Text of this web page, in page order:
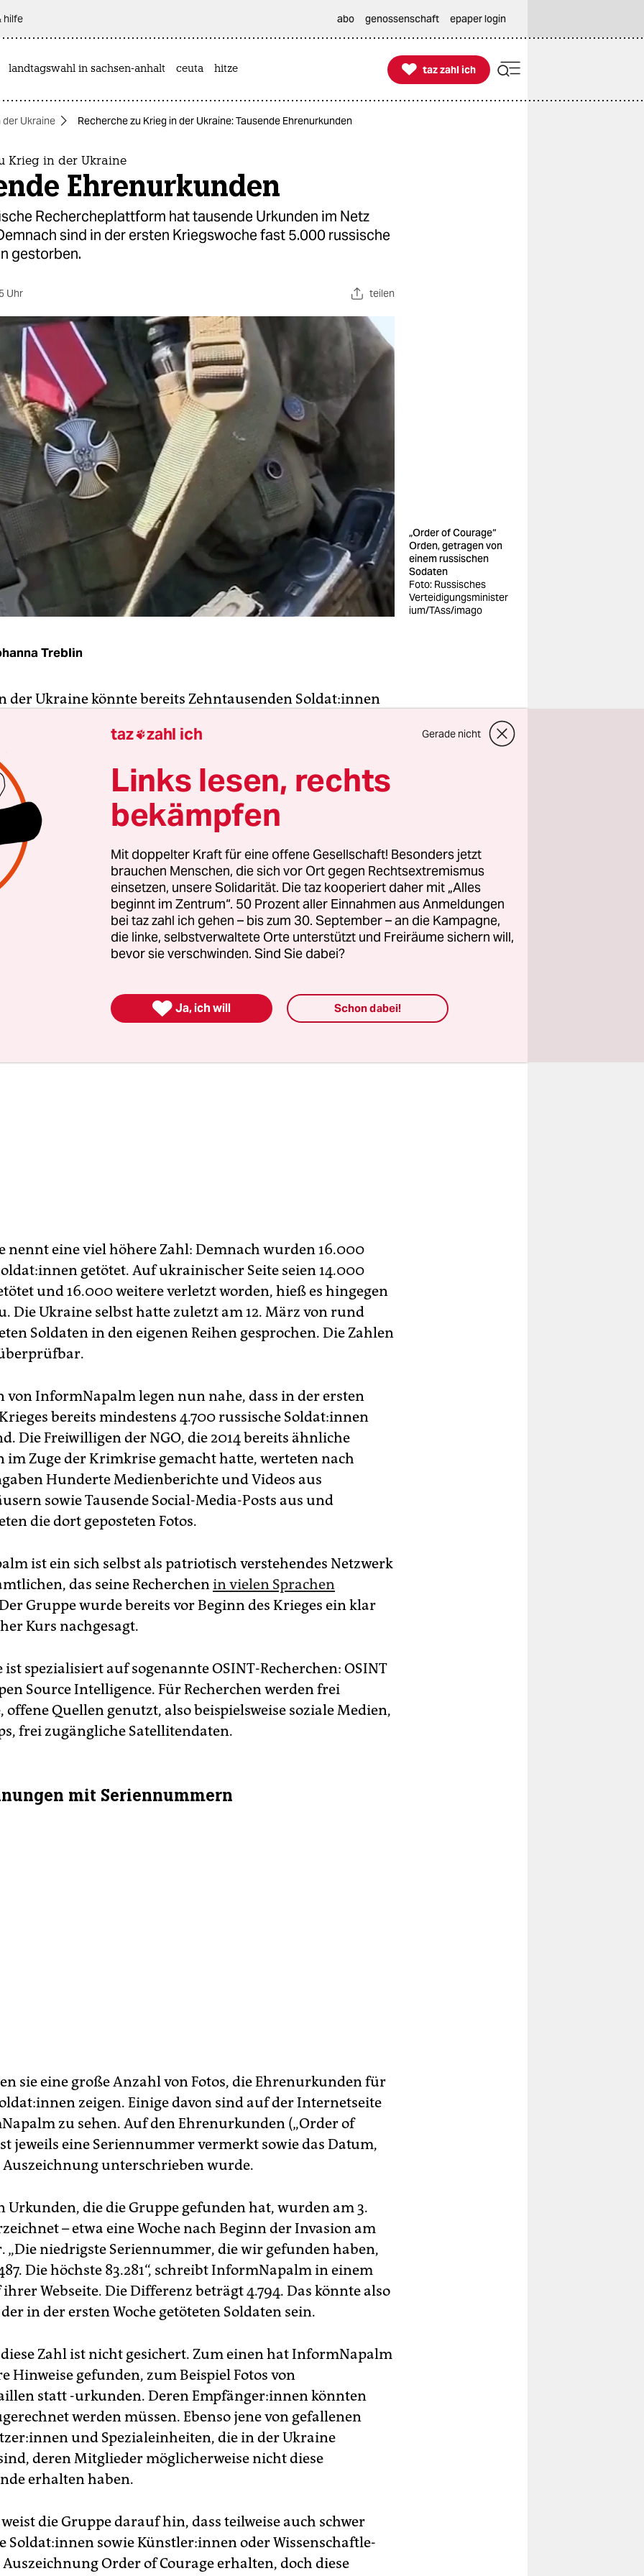
hilfe abo genossenschaft epaper login
landtagswahl in sachsen-anhalt ceuta hitze 
taz zahl ich
taz zahl ich
der Ukraine Recherche zu Krieg in der Ukraine: Tausende Ehrenurkunden
Krieg in der Ukraine
Ehrenurkunden
Rechercheplattform hat tausende Urkunden im Netz
sind in der ersten Kriegswoche fast 5.000 russische
gestorben.
Uhr teilen
„Order of Courage“
Orden, getragen von
einem russischen
Sodaten
Foto: Russisches
Verteidigungsminister
ium/TAss/imago
Treblin
der Ukraine könnte bereits Zehntausenden Sol­da­t:in­nen
könnten Angaben der Ukraine nun bestätigen. Die Ha­
haben eigenen Aussagen zufolge
die gefallenen russischen Sol­da­t:in­nen
wurden.
des russischen Verteidigungsministeriums sind bis
1.351 russische Sol­da­t:in­nen getötet worden. 3.825 seien
berichtet die russische Agentur Interfax. Das war das
Russland offizielle Zahlen bekanntgab. Am 2. März
mit,498 Sol­da­t:in­nen seien
verletzt worden.
nennt eine viel höhere Zahl: Demnach wurden 16.000
getötet. Auf ukrainischer Seite seien 14.000
und 16.000 weitere verletzt worden, hieß es hingegen
Die Ukraine selbst hatte zuletzt am 12. März von rund
Soldaten in den eigenen Reihen gesprochen. Die Zahlen
von InformNapalm legen nun nahe, dass in der ersten
bereits mindestens 4.700 russische Sol­da­t:in­nen
Die Freiwilligen der NGO, die 2014 bereits ähnliche
im Zuge der Krimkrise gemacht hatte, werteten nach
Hunderte Medienberichte und Videos aus
sowie Tausende Social-Media-Posts aus und
die dort geposteten Fotos.
ist ein sich selbst als patriotisch verstehendes Netzwerk
das seine Recherchenin vielen Sprachen
Gruppe wurde bereits vor Beginn des Krieges ein klar
Kurs nachgesagt.
ist spezialisiert auf sogenannte OSINT-Recherchen: OSINT
Source Intelligence. Für Recherchen werden frei
offene Quellen genutzt, also beispielsweise soziale Medien,
frei zugängliche Satellitendaten.
mit Seriennummern
sie eine große Anzahl von Fotos, die Ehrenurkunden für
zeigen. Einige davon sind auf der Internetseite
zu sehen. Auf den Ehrenurkunden („Order of
jeweils eine Seriennummer vermerkt sowie das Datum,
Auszeichnung unterschrieben wurde.
Urkunden, die die Gruppe gefunden hat, wurden am 3.
– etwa eine Woche nach Beginn der Invasion am
„Die niedrigste Seriennummer, die wir gefunden haben,
Die höchste 83.281“, schreibt InformNapalm in einem
Webseite. Die Differenz beträgt 4.794. Das könnte also
in der ersten Woche getöteten Soldaten sein.
Zahl ist nicht gesichert. Zum einen hat InformNapalm
Hinweise gefunden, zum Beispiel Fotos von
statt -urkunden. Deren Emp­fän­ge­r:in­nen könnten
werden müssen. Ebenso jene von gefallenen
und Spezialeinheiten, die in der Ukraine
deren Mitglieder möglicherweise nicht diese
erhalten haben.
die Gruppe darauf hin, dass teilweise auch schwer
Sol­da­t:in­nen sowie Künst­le­r:in­nen oder Wis­sen­schaft­le­
Order of Courage erhalten, doch diese
taz zahl ich Gerade nicht
Links lesen, rechts
bekämpfen
Mit doppelter Kraft für eine offene Gesellschaft! Besonders jetzt
brauchen Menschen, die sich vor Ort gegen Rechtsextremismus
einsetzen, unsere Solidarität. Die taz kooperiert daher mit „Alles
beginnt im Zentrum“. 50 Prozent aller Einnahmen aus Anmeldungen
bei taz zahl ich gehen – bis zum 30. September – an die Kampagne,
die linke, selbstverwaltete Orte unterstützt und Freiräume sichern will,
bevor sie verschwinden. Sind Sie dabei?
 Ja, ich will Schon dabei!